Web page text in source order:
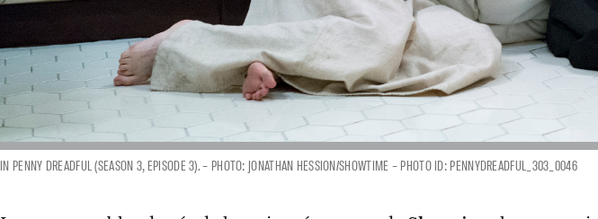
IN PENNY DREADFUL (SEASON 3, EPISODE 3). – PHOTO: JONATHAN HESSION/SHOWTIME – PHOTO ID: PENNYDREADFUL_303_0046